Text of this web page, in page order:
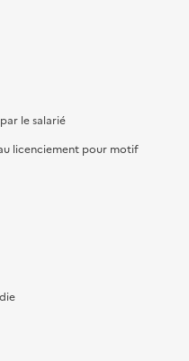
le salarié
licenciement pour motif